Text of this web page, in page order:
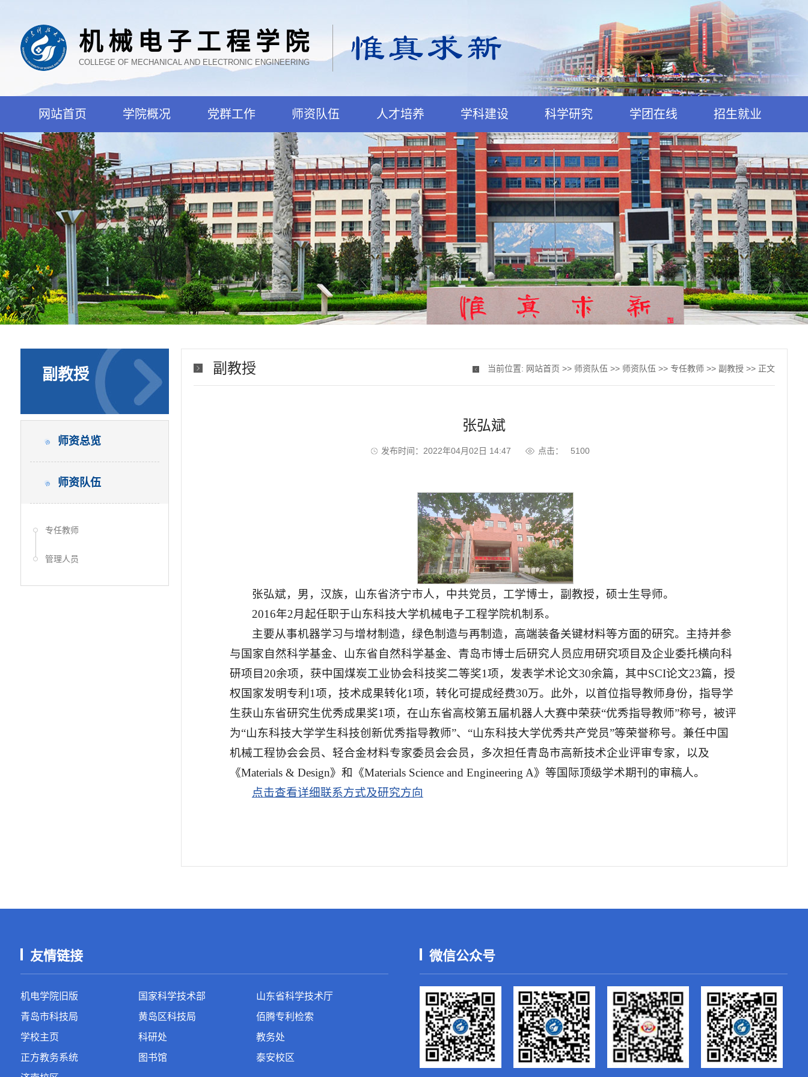
机械电子工程学院
COLLEGE OF MECHANICAL AND ELECTRONIC ENGINEERING
网站首页 学院概况 党群工作 师资队伍 人才培养 学科建设 科学研究 学团在线 招生就业
副教授
师资总览
师资队伍
专任教师
管理人员
副教授 当前位置: 网站首页 >> 师资队伍 >> 师资队伍 >>专任教师 >>副教授 >> 正文
张弘斌
发布时间：2022年04月02日 14:47 点击： 5100
张弘斌，男，汉族，山东省济宁市人，中共党员，工学博士，副教授，硕士生导师。
2016年2月起任职于山东科技大学机械电子工程学院机制系。
主要从事机器学习与增材制造，绿色制造与再制造，高端装备关键材料等方面的研究。主持并参
与国家自然科学基金、山东省自然科学基金、青岛市博士后研究人员应用研究项目及企业委托横向科
研项目20余项，获中国煤炭工业协会科技奖二等奖1项，发表学术论文30余篇，其中SCI论文23篇，授
权国家发明专利1项，技术成果转化1项，转化可提成经费30万。此外，以首位指导教师身份，指导学
生获山东省研究生优秀成果奖1项，在山东省高校第五届机器人大赛中荣获“优秀指导教师”称号，被评
为“山东科技大学学生科技创新优秀指导教师”、“山东科技大学优秀共产党员”等荣誉称号。兼任中国
机械工程协会会员、轻合金材料专家委员会会员，多次担任青岛市高新技术企业评审专家，以及
《Materials & Design》和《Materials Science and Engineering A》等国际顶级学术期刊的审稿人。
点击查看详细联系方式及研究方向
友情链接
机电学院旧版 国家科学技术部
山东省科学技术厅
青岛市科技局
黄岛区科技局
佰腾专利检索
学校主页
科研处
教务处
正方教务系统
图书馆
泰安校区
微信公众号